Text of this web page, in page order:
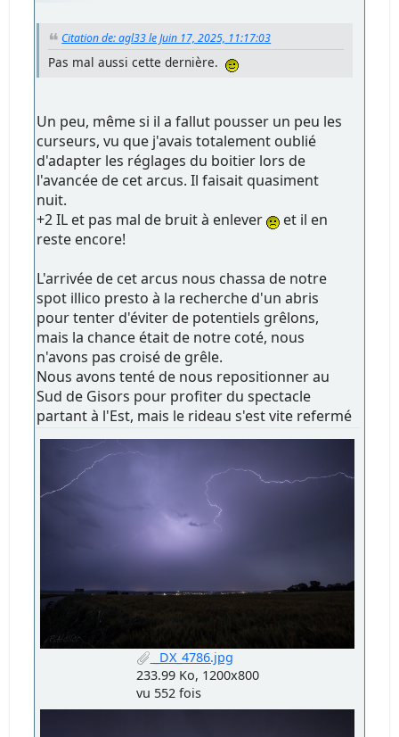
Citation de: agl33 le Juin 17, 2025, 11:17:03
Pas mal aussi cette dernière.
Un peu, même si il a fallut pousser un peu les
curseurs, vu que j'avais totalement oublié
d'adapter les réglages du boitier lors de
l'avancée de cet arcus. Il faisait quasiment
nuit.
+2 IL et pas mal de bruit à enlever
et il en
reste encore!
L'arrivée de cet arcus nous chassa de notre
spot illico presto à la recherche d'un abris
pour tenter d'éviter de potentiels grêlons,
mais la chance était de notre coté, nous
n'avons pas croisé de grêle.
Nous avons tenté de nous repositionner au
Sud de Gisors pour profiter du spectacle
partant à l'Est, mais le rideau s'est vite refermé
_DX_4786.jpg
233.99 Ko, 1200x800
vu 552 fois